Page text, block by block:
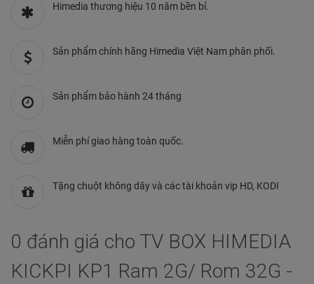
Himedia thương hiệu 10 năm bền bỉ.
Sản phẩm chính hãng Himedia Việt Nam phân phối.
Sản phẩm bảo hành 24 tháng
Miễn phí giao hàng toàn quốc.
Tặng chuột không dây và các tài khoản vip HD, KODI
0 đánh giá cho TV BOX HIMEDIA
KICKPI KP1 Ram 2G/ Rom 32G -